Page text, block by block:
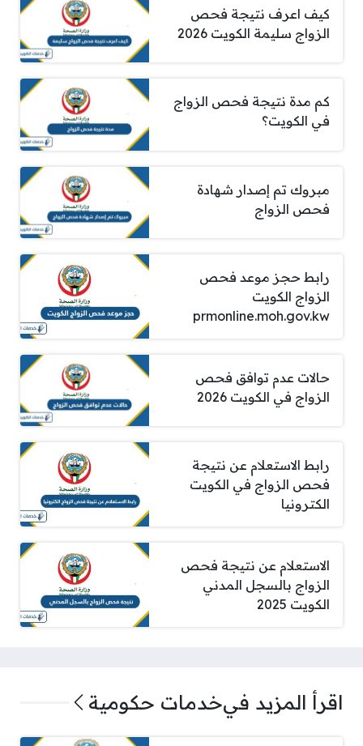
كيف اعرف نتيجة فحص
الزواج سليمة الكويت 2026
كم مدة نتيجة فحص الزواج
في الكويت؟
مبروك تم إصدار شهادة
فحص الزواج
رابط حجز موعد فحص
الزواج الكويت
prmonline.moh.gov.kw
حالات عدم توافق فحص
الزواج في الكويت 2026
رابط الاستعلام عن نتيجة
فحص الزواج في الكويت
الكترونيا
الاستعلام عن نتيجة فحص
الزواج بالسجل المدني
الكويت 2025
اقرأ المزيد فيخدمات حكومية